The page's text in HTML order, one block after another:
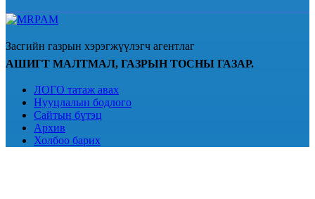
Засгийн газрын хэрэгжүүлэгч агентлаг
АШИГТ МАЛТМАЛ, ГАЗРЫН ТОСНЫ ГАЗАР.
ЛОГО татаж авах
Нууцлалын бодлого
Сайтын бүтэц
Архив
Холбоо барих